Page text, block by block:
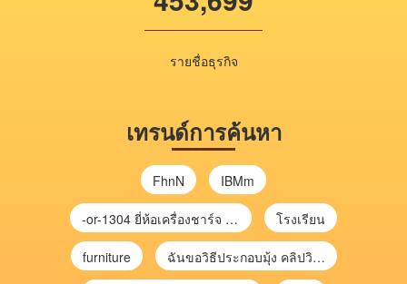
รายชื่อธุรกิจ
เทรนด์การค้นหา
FhnN IBMm
-or-1304 ยี่ห้อเครื่องชาร์จ chargecore โรงเรียน
furniture ฉันขอวิธีประกอบมุ้ง คลิปวิดีโอ การประกอบมุ้ง